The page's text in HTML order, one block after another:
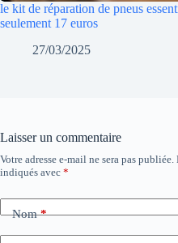
le kit de réparation de pneus
seulement 17 euros
27/03/2025
Laisser un commentaire
Votre adresse e-mail ne sera pas publiée.
indiqués avec *
Nom*